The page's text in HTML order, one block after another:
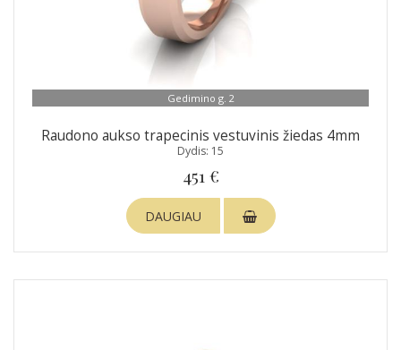
Gedimino g. 2
Raudono aukso trapecinis vestuvinis žiedas 4mm
Dydis: 15
451 €
DAUGIAU